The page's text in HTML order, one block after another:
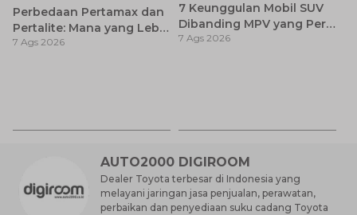
Perbedaan Pertamax dan
Pertalite: Mana yang Lebih
Baik untuk Mobil Toyota
7 Ags 2026
7 Keunggulan Mobil SUV
Dibanding MPV yang Perlu
Anda Ketahui
7 Ags 2026
AUTO2000 DIGIROOM
Dealer Toyota terbesar di Indonesia yang
melayani jaringan jasa penjualan, perawatan,
perbaikan dan penyediaan suku cadang Toyota